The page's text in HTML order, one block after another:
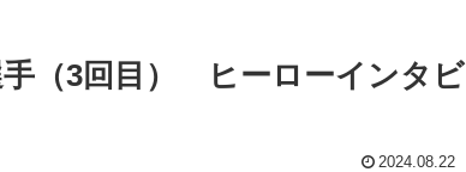
（3回目） ヒーローインタビ
2024.08.22